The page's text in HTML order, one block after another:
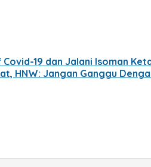
19 dan Jalani Isoman
HNW: Jangan Ganggu